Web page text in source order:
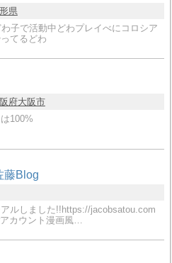
県
わ子で活動中どわプレイべにコロシア
てるどわ
府大阪市
100%
藤Blog
ルしました!!https://jacobsatou.com
カウント漫画風…